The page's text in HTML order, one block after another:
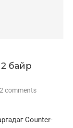
байр
2 comments
Counter-